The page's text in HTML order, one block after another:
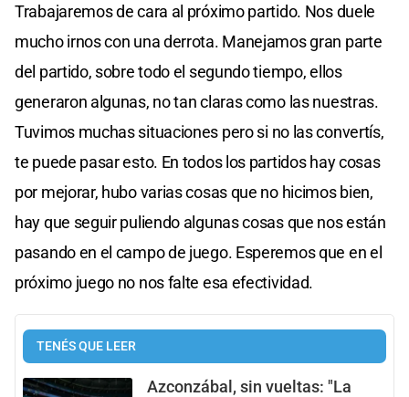
Trabajaremos de cara al próximo partido. Nos duele
mucho irnos con una derrota. Manejamos gran parte
del partido, sobre todo el segundo tiempo, ellos
generaron algunas, no tan claras como las nuestras.
Tuvimos muchas situaciones pero si no las convertís,
te puede pasar esto. En todos los partidos hay cosas
por mejorar, hubo varias cosas que no hicimos bien,
hay que seguir puliendo algunas cosas que nos están
pasando en el campo de juego. Esperemos que en el
próximo juego no nos falte esa efectividad.
TENÉS QUE LEER
Azconzábal, sin vueltas: "La